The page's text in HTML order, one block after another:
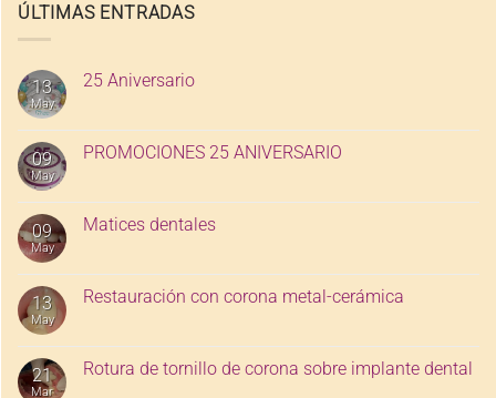
ÚLTIMAS ENTRADAS
13
May
25 Aniversario
09
May
PROMOCIONES 25 ANIVERSARIO
09
May
Matices dentales
13
May
Restauración con corona metal-cerámica
21
Mar
Rotura de tornillo de corona sobre implante dental